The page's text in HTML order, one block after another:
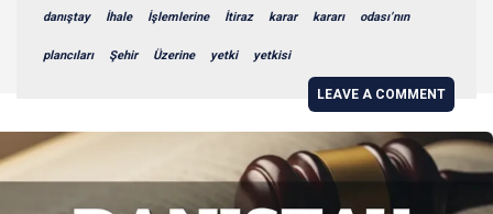
danıştay İhale İşlemlerine İtiraz karar kararı odası’nın
plancıları Şehir Üzerine yetki yetkisi
LEAVE A COMMENT